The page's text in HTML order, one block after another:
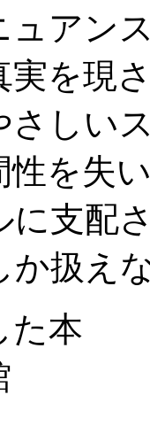
ュアン
実を現
さしい
性を失
に支配
か扱え
た本